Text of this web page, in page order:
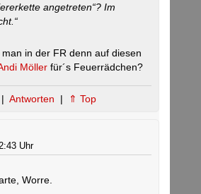
angetreten“? Im
in der FR denn auf diesen
Möller für´s Feuerrädchen?
| Antworten | ⇑ Top
Uhr
Worre.